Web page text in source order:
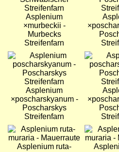
Asplenium
×murbeckii -
Murbecks
Streifenfarn
Bild
Asplenium
×poscharskyanum -
Poscharskys
Streifenfarn
Bild
Bild
Asplenium ruta-
Bild